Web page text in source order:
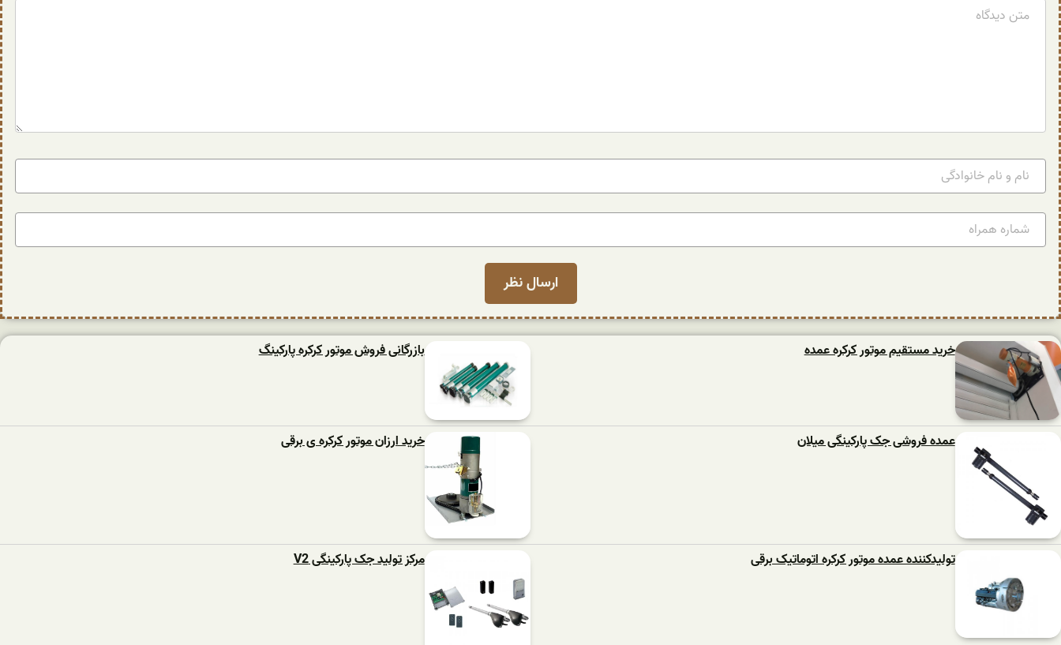
خرید مستقیم موتور کرکره عمده بازرگانی فروش موتور کرکره پارکینگ
عمده فروشی جک پارکینگی میلان خرید ارزان موتور کرکره ی برقی
تولیدکننده عمده موتور کرکره اتوماتیک برقی مرکز تولید جک پارکینگی V2